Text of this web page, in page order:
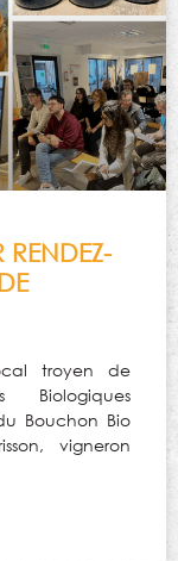
RENDEZ-
troyen de
Biologiques
Bouchon Bio
vigneron